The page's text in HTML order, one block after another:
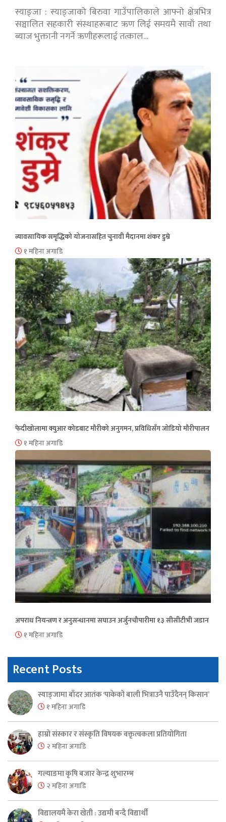
स्याङ्जा : स्याङ्जाको बिरुवा गाउँपालिकाले आफ्नो क्षेत्रभित्र
सञ्चालित सहकारी संस्थाहरूबाट ऋण लिई समयमै सावाँ तथा
ब्याज भुक्तानी नगर्ने ऋणीहरूलाई तत्काल…
व्यावसायिक समृद्धिको योजनासहित चुनावी मैदानमा शंकर डुम्रे
१ महिना अगाडि
फेदीखोलामा क्युआर कोडबाट मौरीको अनुगमन, प्रविधिसँग जोडियो मौरीपालन
१ महिना अगाडि
अपराध नियन्त्रण र अनुसन्धानमा सघाउन अर्जुनचौपारीमा १३ सीसीटीभी जडान
१ महिना अगाडि
Recent Posts
स्याङ्जामा बाँदर आतंक ‘पाकेको बाली भित्राउनै पाउँदैनन् किसान’
१ महिना अगाडि
हाम्रो संस्कार र संस्कृति विषयक वक्तृत्वकला प्रतियोगिता
२ महिना अगाडि
गल्याङमा कृषि बजार केन्द्र शुभारम्भ
२ महिना अगाडि
विद्यालयमै केरा खेती : उद्यमी बन्दै विद्यार्थी